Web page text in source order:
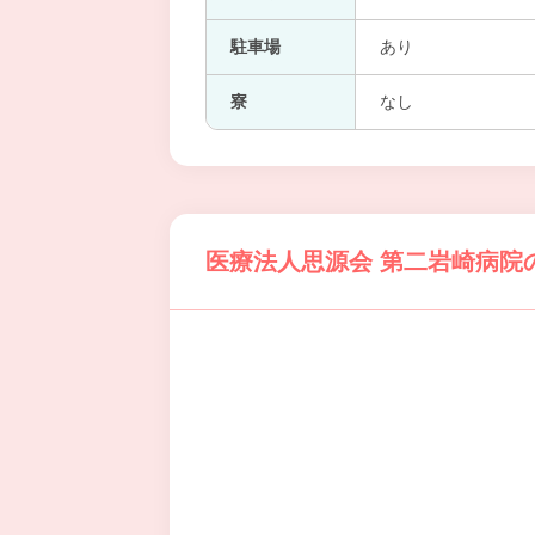
駐車場 あり
寮 なし
医療法人思源会 第二岩崎病院